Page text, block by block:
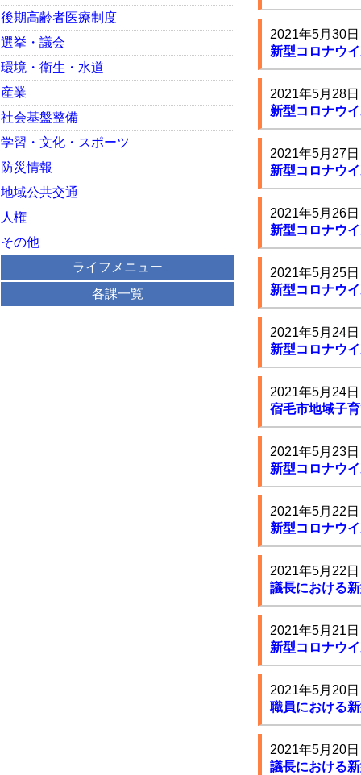
2021年5月30日
新型コロナウ
2021年5月28日
新型コロナウ
2021年5月27日
新型コロナウ
2021年5月26日
新型コロナウ
2021年5月25日
新型コロナウ
2021年5月24日
新型コロナウ
2021年5月24日
宿毛市地域子
2021年5月23日
新型コロナウ
2021年5月22日
新型コロナウ
2021年5月22日
議長における
2021年5月21日
新型コロナウ
2021年5月20日
職員における
2021年5月20日
議長における
後期高齢者医療制度
選挙・議会
環境・衛生・水道
産業
社会基盤整備
学習・文化・スポーツ
防災情報
地域公共交通
人権
その他
ライフメニュー
各課一覧